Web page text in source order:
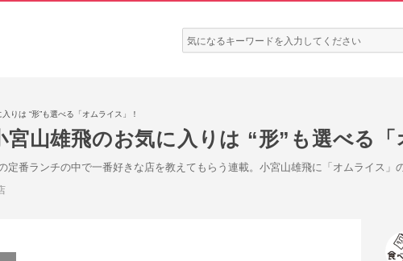
検
索:
りは “形”も選べる「オムライス」！
宮山雄飛のお気に入りは “形”も選べる「
定番ランチの中で一番好きな店を教えてもらう連載。小宮山雄飛に「オムライス」